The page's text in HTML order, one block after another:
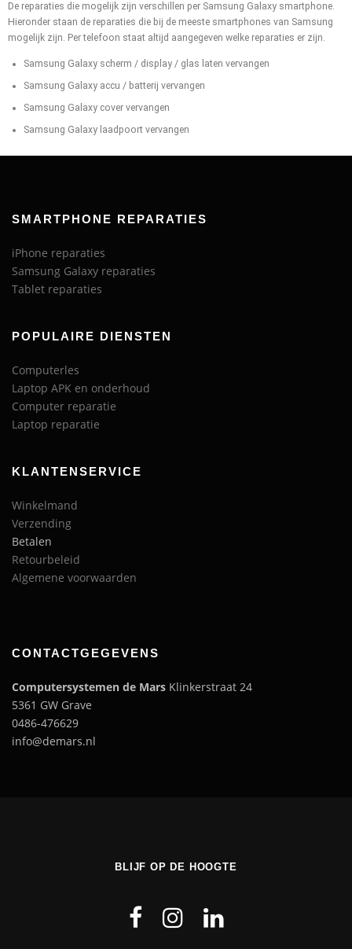
De reparaties die mogelijk zijn verschillen per Samsung Galaxy smartphone.
Hieronder staan de reparaties die bij de meeste smartphones van Samsung
mogelijk zijn. Per telefoon staat altijd aangegeven welke reparaties er zijn.
Samsung Galaxy scherm / display / glas laten vervangen
Samsung Galaxy accu / batterij vervangen
Samsung Galaxy cover vervangen
Samsung Galaxy laadpoort vervangen
SMARTPHONE REPARATIES
iPhone reparaties
Samsung Galaxy reparaties
Tablet reparaties
POPULAIRE DIENSTEN
Computerles
Laptop APK en onderhoud
Computer reparatie
Laptop reparatie
KLANTENSERVICE
Winkelmand
Verzending
Betalen
Retourbeleid
Algemene voorwaarden
CONTACTGEGEVENS
Computersystemen de Mars Klinkerstraat 24
5361 GW Grave
0486-476629
info@demars.nl
BLIJF OP DE HOOGTE